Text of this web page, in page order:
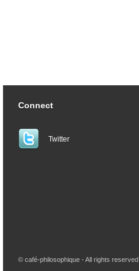
Connect
Twitter
© café-philosophique - All rights reserved